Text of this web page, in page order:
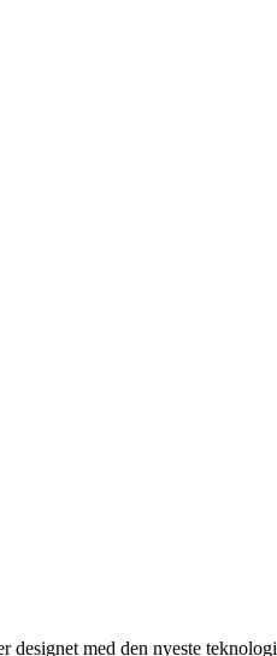
med den nyeste